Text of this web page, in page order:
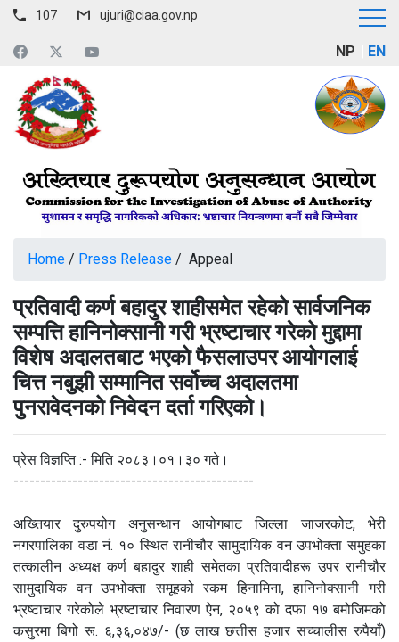
107 ujuri@ciaa.gov.np
NP EN
Home / Press Release / Appeal
प्रतिवादी कर्ण बहादुर शाहीसमेत रहेको सार्वजनिक
सम्पत्ति हानिनोक्सानी गरी भ्रष्टाचार गरेको मुद्दामा
विशेष अदालतबाट भएको फैसलाउपर आयोगलाई
चित्त नबुझी सम्मानित सर्वोच्च अदालतमा
पुनरावेदनको निवेदन दर्ता गरिएको।
प्रेस विज्ञप्ति :- मिति २०८३।०१।३० गते।
---------------------------------------------
अख्तियार दुरुपयोग अनुसन्धान आयोगबाट जिल्ला जाजरकोट, भेरी
नगरपालिका वडा नं. १० स्थित रानीचौर सामुदायिक वन उपभोक्ता समुहका
तत्कालीन अध्यक्ष कर्ण बहादुर शाही समेतका प्रतिवादीहरू उपर रानीचौर
सामुदायिक वन उपभोक्ता समूहको रकम हिनामिना, हानिनोक्सानी गरी
भ्रष्टाचार गरेकोले भ्रष्टाचार निवारण ऐन, २०५९ को दफा १७ बमोजिमको
कसुरमा बिगो रू. ६,३६,०४७/- (छ लाख छत्तीस हजार सच्चालीस रुपैयाँ)